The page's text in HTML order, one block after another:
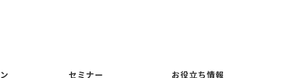
セミナー お役立ち情報